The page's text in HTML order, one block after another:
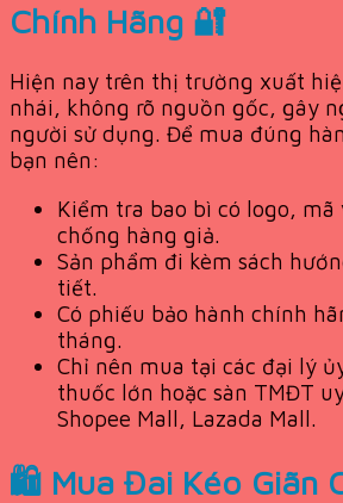
Chính Hãng 🔐
Hiện nay trên thị trường xuất
nhái, không rõ nguồn gốc, gây
người sử dụng. Để mua đúng
bạn nên:
Kiểm tra bao bì có logo, mã
chống hàng giả.
Sản phẩm đi kèm sách
tiết.
Có phiếu bảo hành chính
tháng.
Chỉ nên mua tại các đại lý
thuốc lớn hoặc sàn TMĐT
Shopee Mall, Lazada Mall.
🛍️ Mua Đai Kéo Giãn